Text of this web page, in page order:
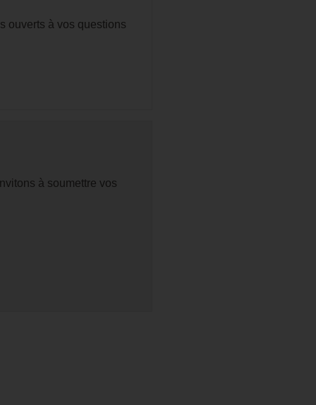
ouverts à vos questions
à soumettre vos